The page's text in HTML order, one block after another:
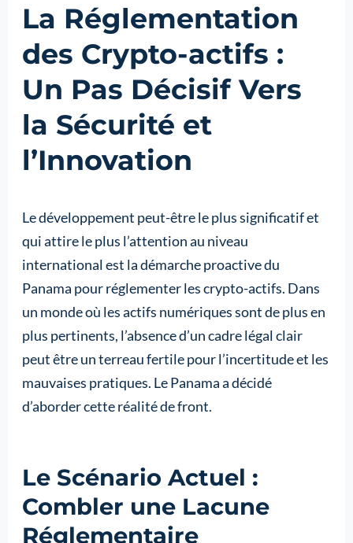
La Réglementation
des Crypto-actifs :
Un Pas Décisif Vers
la Sécurité et
l’Innovation
Le développement peut-être le plus significatif et
qui attire le plus l’attention au niveau
international est la démarche proactive du
Panama pour réglementer les crypto-actifs. Dans
un monde où les actifs numériques sont de plus en
plus pertinents, l’absence d’un cadre légal clair
peut être un terreau fertile pour l’incertitude et les
mauvaises pratiques. Le Panama a décidé
d’aborder cette réalité de front.
Le Scénario Actuel :
Combler une Lacune
Réglementaire